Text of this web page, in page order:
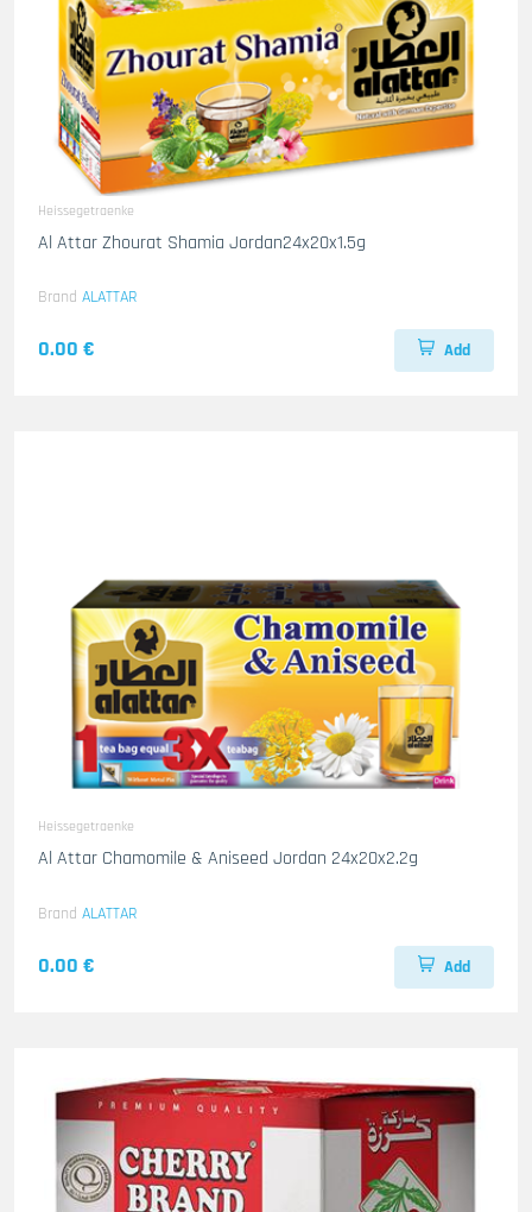
Heissegetraenke
Al Attar Zhourat Shamia Jordan24x20x1.5g
Brand ALATTAR
0.00 € Add
Heissegetraenke
Al Attar Chamomile & Aniseed Jordan 24x20x2.2g
Brand ALATTAR
0.00 € Add